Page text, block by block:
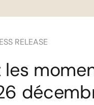
RELEASE
les